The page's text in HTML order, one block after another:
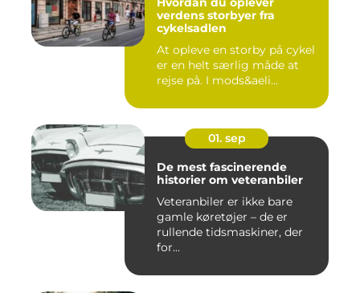
verdens storbyer fra
cykelsadlen
At opleve en storby på cykel
er en helt særlig måde at
rejse på. I mods&aeli...
01. sep
De mest fascinerende
historier om veteranbiler
Veteranbiler er ikke bare
gamle køretøjer – de er
rullende tidsmaskiner, der
for...